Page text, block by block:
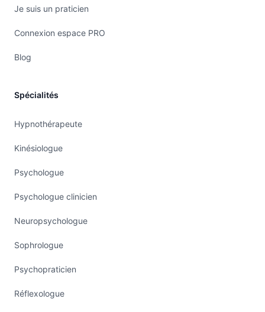
Je suis un praticien
Connexion espace PRO
Blog
Spécialités
Hypnothérapeute
Kinésiologue
Psychologue
Psychologue clinicien
Neuropsychologue
Sophrologue
Psychopraticien
Réflexologue